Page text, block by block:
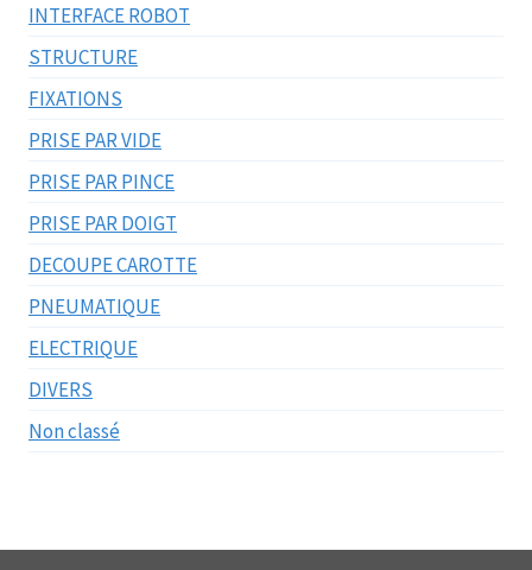
INTERFACE ROBOT
STRUCTURE
FIXATIONS
PRISE PAR VIDE
PRISE PAR PINCE
PRISE PAR DOIGT
DECOUPE CAROTTE
PNEUMATIQUE
ELECTRIQUE
DIVERS
Non classé